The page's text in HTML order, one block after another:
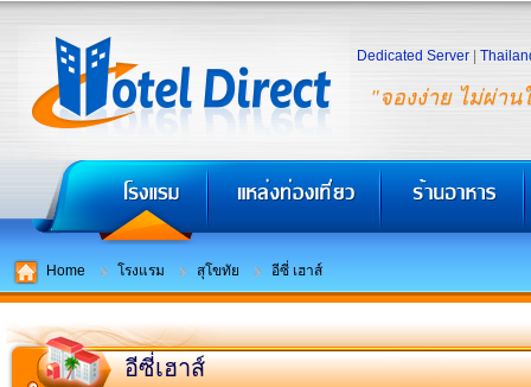
"จองง่าย ไม่ผ่าน
Dedicated Server
Home โรงแรม สุโขทัย อีซี่ เฮาส์
อีซี่เฮาส์